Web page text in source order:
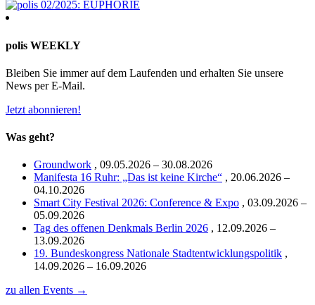
polis WEEKLY
Bleiben Sie immer auf dem Laufenden und erhalten Sie unsere
News per E-Mail.
Jetzt abonnieren!
Was geht?
Groundwork , 09.05.2026 – 30.08.2026
Manifesta 16 Ruhr: „Das ist keine Kirche“ , 20.06.2026 –
04.10.2026
Smart City Festival 2026: Conference & Expo , 03.09.2026 –
05.09.2026
Tag des offenen Denkmals Berlin 2026 , 12.09.2026 –
13.09.2026
19. Bundeskongress Nationale Stadtentwicklungspolitik ,
14.09.2026 – 16.09.2026
zu allen Events →